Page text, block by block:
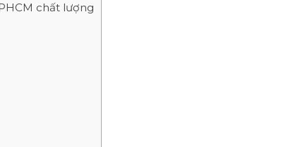
chất lượng